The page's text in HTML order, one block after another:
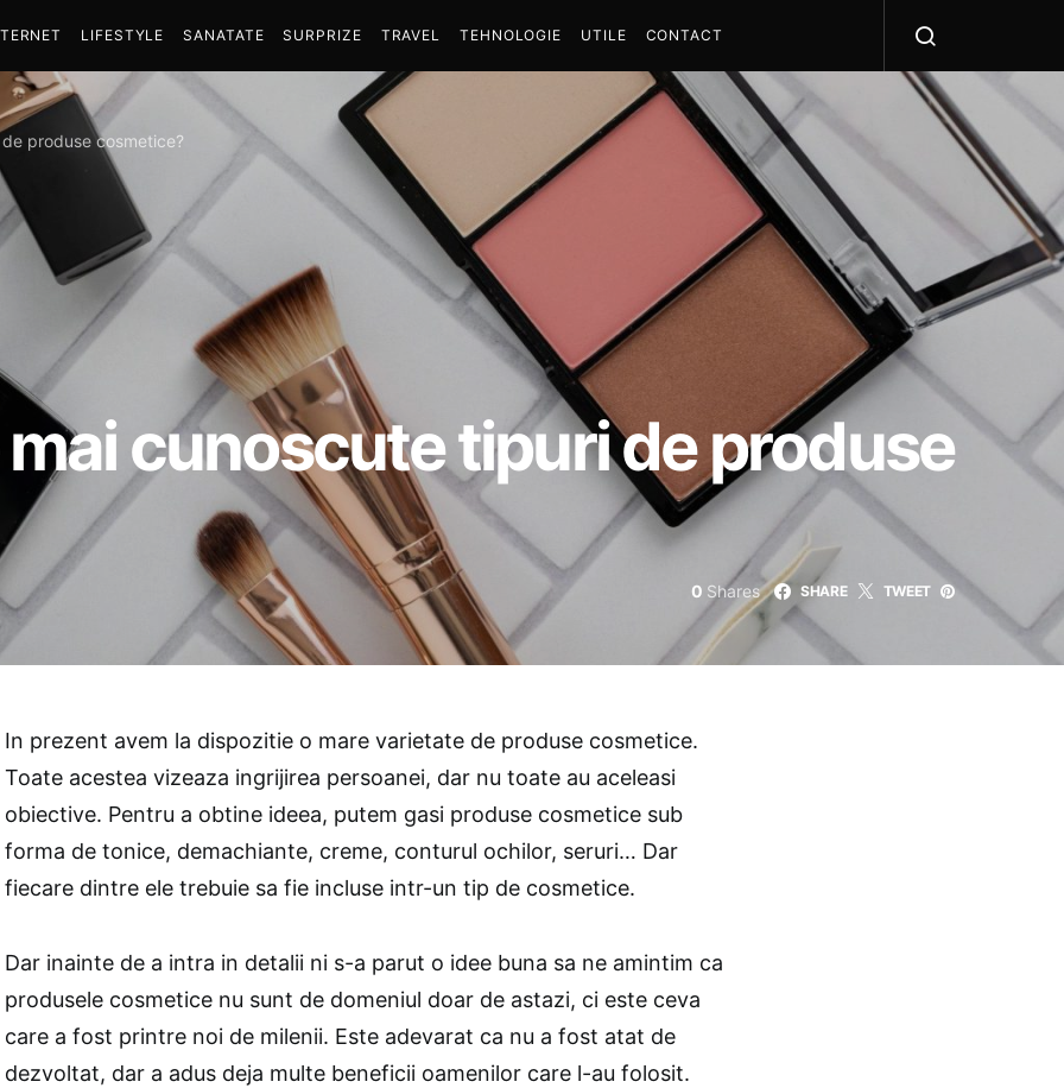
LIFESTYLE SANATATE SURPRIZE TRAVEL TEHNOLOGIE UTILE CONTACT
produse cosmetice?
cunoscute tipuri de produse
0 Shares SHARE TWEET
In prezent avem la dispozitie o mare varietate de produse cosmetice.
Toate acestea vizeaza ingrijirea persoanei, dar nu toate au aceleasi
obiective. Pentru a obtine ideea, putem gasi produse cosmetice sub
forma de tonice, demachiante, creme, conturul ochilor, seruri… Dar
fiecare dintre ele trebuie sa fie incluse intr-un tip de cosmetice.
Dar inainte de a intra in detalii ni s-a parut o idee buna sa ne amintim ca
produsele cosmetice nu sunt de domeniul doar de astazi, ci este ceva
care a fost printre noi de milenii. Este adevarat ca nu a fost atat de
dezvoltat, dar a adus deja multe beneficii oamenilor care l-au folosit.